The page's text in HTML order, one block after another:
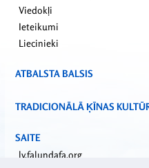
Viedokļi
Ieteikumi
Liecinieki
ATBALSTA BALSIS
TRADICIONĀLĀ ĶĪNAS
SAITE
lv.falundafa.org